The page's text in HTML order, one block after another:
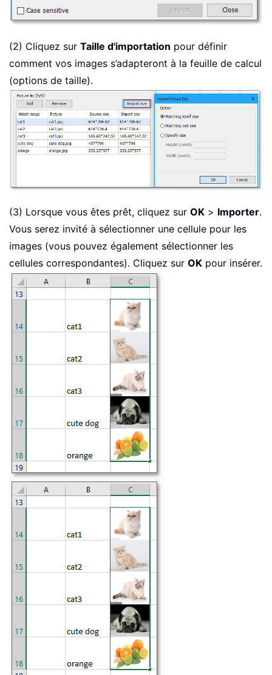
(2) Cliquez sur Taille d'importation pour définir
comment vos images s’adapteront à la feuille de calcul
(options de taille).
(3) Lorsque vous êtes prêt, cliquez sur OK > Importer.
Vous serez invité à sélectionner une cellule pour les
images (vous pouvez également sélectionner les
cellules correspondantes). Cliquez sur OK pour insérer.